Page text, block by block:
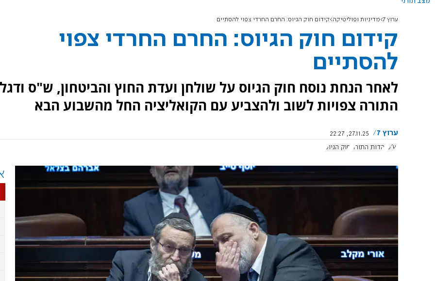
ערוץ 7 מדיניות ופוליטיקה קידום חוק הגיוס: החרם החרדי צפוי להסתיים
קידום חוק הגיוס: החרם החרדי צפוי
להסתיים
לאחר הנחת נוסח חוק הגיוס על שולחן ועדת החוץ והביטחון, ש"ס ודגל
התורה צפויות לשוב ולהצביע עם הקואליציה החל מהשבוע הבא
ערוץ 7
27.11.25, 22:27
ש"ס
יהדות התורה חוק הגיוס